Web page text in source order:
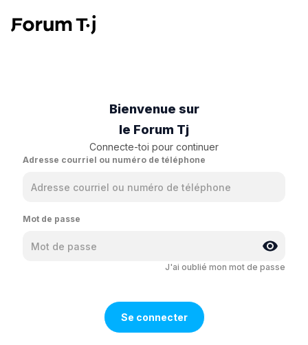
Bienvenue sur
le Forum Tj
Connecte-toi pour continuer
Adresse courriel ou numéro de téléphone
Mot de passe
J'ai oublié mon mot de passe